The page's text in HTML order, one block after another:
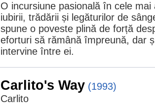
O incursiune pasională în cele
iubirii, trădării și legăturilor de
spune o poveste plină de forță
eforturi să rămână împreună, dar
intervine între ei.
Carlito's Way (1993)
Carlito